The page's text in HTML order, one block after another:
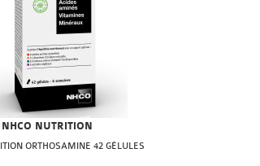
NHCO NUTRITION
ORTHOSAMINE 42 GÉLULES